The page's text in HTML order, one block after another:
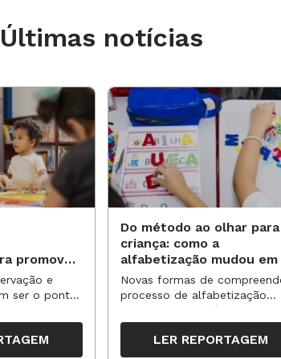
Últimas notícias
promover
e
ser o ponto
propostas no
Do método ao olhar para
criança: como a
alfabetização mudou em
anos?
Novas formas de
processo de alfabetização
influenciaram políticas e
práticas, transformando o
da leitura e da escrita
LER REPORTAGEM